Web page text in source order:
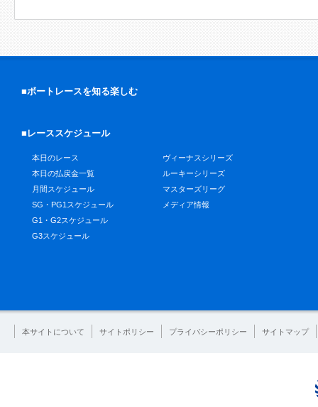
■ボートレースを知る楽しむ
■レーススケジュール
本日のレース
本日の払戻金一覧
月間スケジュール
SG・PG1スケジュール
G1・G2スケジュール
G3スケジュール
ヴィーナスシリーズ
ルーキーシリーズ
マスターズリーグ
メディア情報
本サイトについて サイトポリシー プライバシーポリシー サイトマップ